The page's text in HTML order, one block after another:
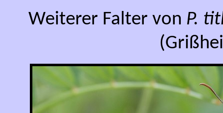
Weiterer Falter von P.